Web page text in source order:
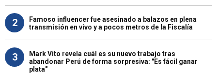
2
Famoso influencer fue asesinado a balazos en plena
transmisión en vivo y a pocos metros de la Fiscalía
3
Mark Vito revela cuál es su nuevo trabajo tras
abandonar Perú de forma sorpresiva: "Es fácil ganar
plata"